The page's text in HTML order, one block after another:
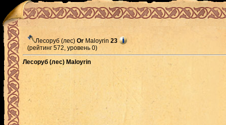
Лесоруб (лес) Or Maloyrin 23
(рейтинг 572, уровень 0)
Лесоруб (лес) Maloyrin